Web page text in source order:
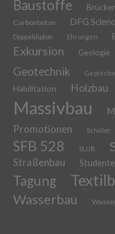
Baustoffe
Carbonbeton DFG
Doppeldiplom Ehrungen
Exkursion Geologie
Geotechnik
Habilitation Holzbau
Massivbau
Promotionen Schüler
SFB 528 SLUB
Straßenbau
Tagung
Wasserbau